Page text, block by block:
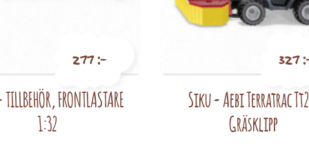
Pris
277 :-
FRONTLASTARE
1:32
Pris
327
Siku - Aebi Terratrac
Gräsklipp